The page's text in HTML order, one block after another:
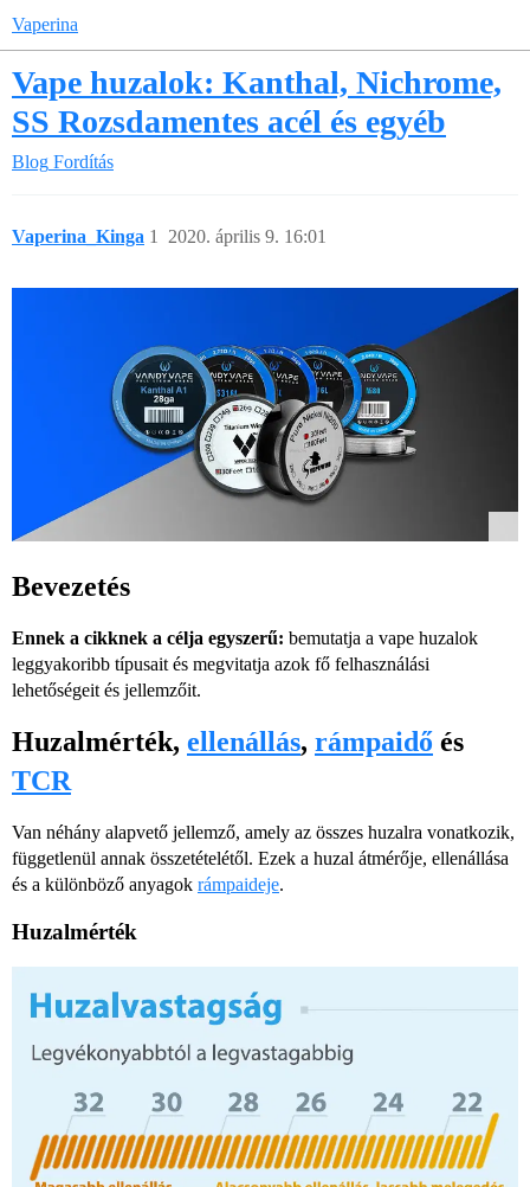
Vaperina
Vape huzalok: Kanthal, Nichrome,
SS Rozsdamentes acél és egyéb
Blog Fordítás
Vaperina_Kinga 2020. április 9. 16:01
1
Bevezetés
Ennek a cikknek a célja egyszerű: bemutatja a vape huzalok
leggyakoribb típusait és megvitatja azok fő felhasználási
lehetőségeit és jellemzőit.
Huzalmérték, ellenállás, rámpaidő és
TCR
Van néhány alapvető jellemző, amely az összes huzalra vonatkozik,
függetlenül annak összetételétől. Ezek a huzal átmérője, ellenállása
és a különböző anyagok rámpaideje.
Huzalmérték